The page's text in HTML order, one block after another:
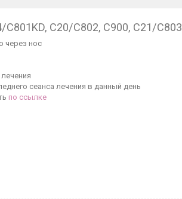
С801KD, С20/С802, С900, С21/С803
через нос
сеанса лечения в данный день
по ссылке